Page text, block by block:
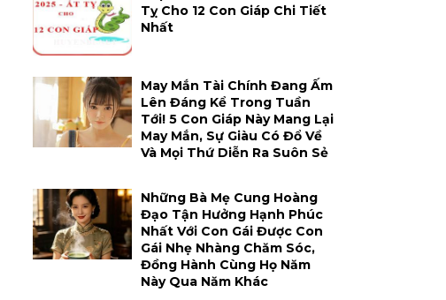
Tỵ Cho 12 Con Giáp Chi Tiết
Nhất
May Mắn Tài Chính Đang Ấm
Lên Đáng Kể Trong Tuần
Tới! 5 Con Giáp Này Mang Lại
May Mắn, Sự Giàu Có Đổ Về
Và Mọi Thứ Diễn Ra Suôn Sẻ
Những Bà Mẹ Cung Hoàng
Đạo Tận Hưởng Hạnh Phúc
Nhất Với Con Gái Được Con
Gái Nhẹ Nhàng Chăm Sóc,
Đồng Hành Cùng Họ Năm
Này Qua Năm Khác